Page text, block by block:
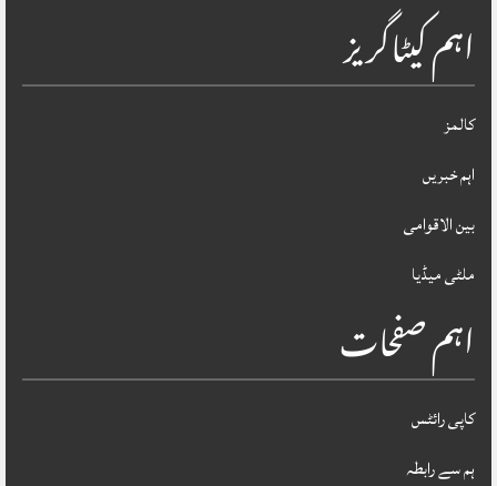
اہم کیٹاگریز
کالمز
اہم خبریں
بین الاقوامی
ملٹی میڈیا
اہم صفحات
کاپی رائٹس
ہم سے رابطہ